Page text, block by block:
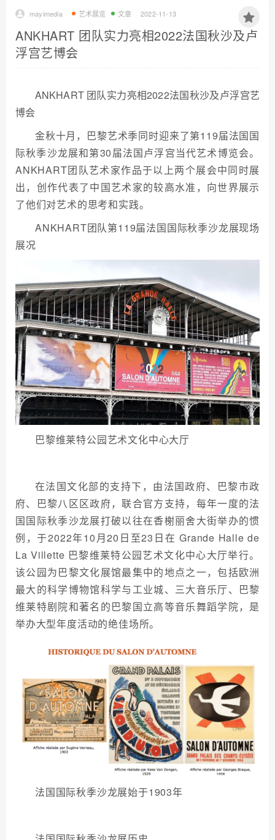
mayimedia 艺术展览 文章 2022-11-13
ANKHART 团队实力亮相2022法国秋沙及卢
浮宫艺博会
ANKHART 团队实力亮相2022法国秋沙及卢浮宫艺
博会
金秋十月，巴黎艺术季同时迎来了第119届法国国
际秋季沙龙展和第30届法国卢浮宫当代艺术博览会。
ANKHART团队艺术家作品于以上两个展会中同时展
出，创作代表了中国艺术家的较高水准，向世界展示
了他们对艺术的思考和实践。
ANKHART团队第119届法国国际秋季沙龙展现场
展况
巴黎维莱特公园艺术文化中心大厅
在法国文化部的支持下，由法国政府、巴黎市政
府、巴黎八区区政府，联合官方支持，每年一度的法
国国际秋季沙龙展打破以往在香榭丽舍大街举办的惯
例，于2022年10月20日至23日在 Grande Halle de
La Villette 巴黎维莱特公园艺术文化中心大厅举行。
该公园为巴黎文化展馆最集中的地点之一，包括欧洲
最大的科学博物馆科学与工业城、三大音乐厅、巴黎
维莱特剧院和著名的巴黎国立高等音乐舞蹈学院，是
举办大型年度活动的绝佳场所。
法国国际秋季沙龙展始于1903年